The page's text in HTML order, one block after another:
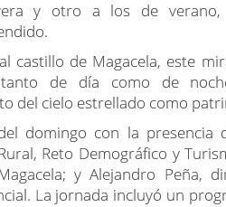
con un nuevo
astronómica y para la